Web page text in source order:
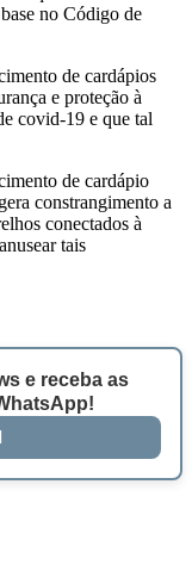
no Código de
de cardápios
e proteção à
covid-19 e que tal
de cardápio
constrangimento a
conectados à
tais
e receba as